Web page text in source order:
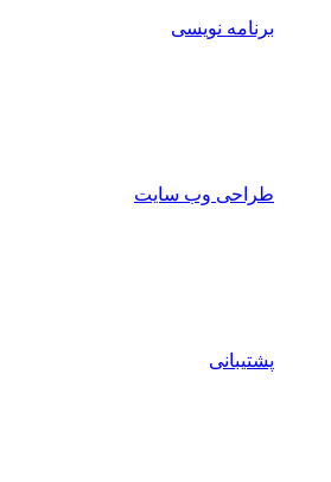
برنامه نویسی
طراحی وب سایت
پشتیبانی